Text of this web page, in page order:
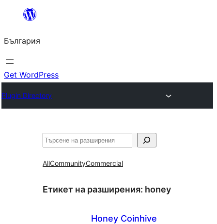
България
Get WordPress
Plugin Directory
Търсене
AllCommunityCommercial
Етикет на разширения: honey
Honey Coinhive